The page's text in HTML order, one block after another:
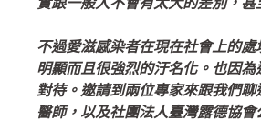
實跟一般人不會有太大的差別，甚
不過愛滋感染者在現在社會上的
明顯而且很強烈的汙名化。也因
對待。邀請到兩位專家來跟我們
醫師，以及社團法人臺灣露德協